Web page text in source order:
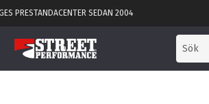
PRESTANDACENTER SEDAN 2004